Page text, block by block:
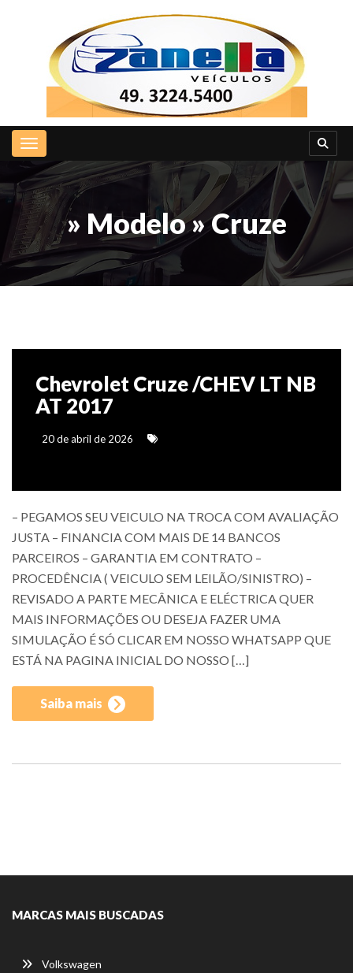
Toggle navigation
» Modelo » Cruze
Chevrolet Cruze /CHEV LT NB
AT 2017
20 de abril de 2026
– PEGAMOS SEU VEICULO NA TROCA COM AVALIAÇÃO
JUSTA – FINANCIA COM MAIS DE 14 BANCOS
PARCEIROS – GARANTIA EM CONTRATO –
PROCEDÊNCIA ( VEICULO SEM LEILÃO/SINISTRO) –
REVISADO A PARTE MECÂNICA E ELÉCTRICA QUER
MAIS INFORMAÇÕES OU DESEJA FAZER UMA
SIMULAÇÃO É SÓ CLICAR EM NOSSO WHATSAPP QUE
ESTÁ NA PAGINA INICIAL DO NOSSO […]
Saiba mais
MARCAS MAIS BUSCADAS
Volkswagen